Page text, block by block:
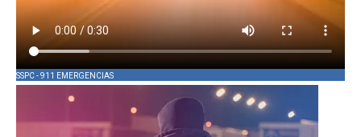
SSPC - 911 EMERGENCIAS